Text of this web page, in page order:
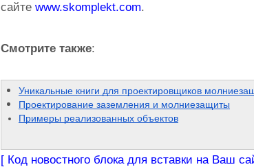
сайте www.skomplekt.com.
Смотрите также:
Уникальные книги для проектировщиков
Проектирование заземления и молниезащиты
Примеры реализованных объектов
[ Код новостного блока для вставки на Ваш